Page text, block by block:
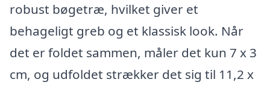
robust bøgetræ, hvilket giver et
behageligt greb og et klassisk look. Når
det er foldet sammen, måler det kun 7 x 3
cm, og udfoldet strækker det sig til 11,2 x